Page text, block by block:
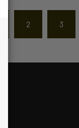
2 3